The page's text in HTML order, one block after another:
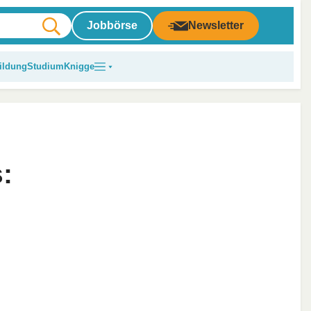
Jobbörse Newsletter
Studium Knigge